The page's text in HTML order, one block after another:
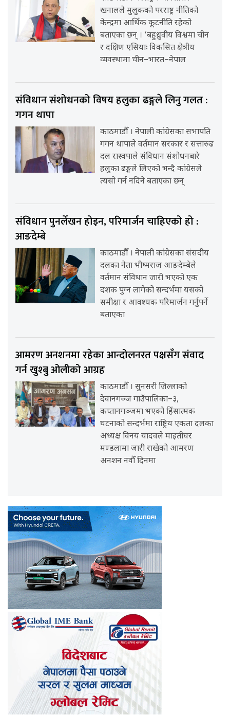
खनालले मुलुकको परराष्ट्र नीतिको
केन्द्रमा आर्थिक कूटनीति रहेको
बताएका छन् । ‘बहुध्रुवीय विश्वमा चीन
र दक्षिण एसियाः विकसित क्षेत्रीय
व्यवस्थामा चीन–भारत–नेपाल
संविधान संशोधनको विषय हलुका ढङ्गले लिनु गलत :
गगन थापा
काठमाडौँ । नेपाली कांग्रेसका सभापति
गगन थापाले वर्तमान सरकार र सत्तारुढ
दल रास्वपाले संविधान संशोधनबारे
हलुका ढङ्गले लिएको भन्दै कांग्रेसले
त्यसो गर्न नदिने बताएका छन्
संविधान पुनर्लेखन होइन, परिमार्जन चाहिएको हो :
आङदेम्बे
काठमाडौँ । नेपाली कांग्रेसका संसदीय
दलका नेता भीष्मराज आङदेम्बेले
वर्तमान संविधान जारी भएको एक
दशक पुग्न लागेको सन्दर्भमा यसको
समीक्षा र आवश्यक परिमार्जन गर्नुपर्ने
बताएका
आमरण अनशनमा रहेका आन्दोलनरत पक्षसँग संवाद
गर्न खुश्बु ओलीको आग्रह
काठमाडौँ । सुनसरी जिल्लाको
देवानगञ्ज गाउँपालिका–३,
कप्तानगञ्जमा भएको हिंसात्मक
घटनाको सन्दर्भमा राष्ट्रिय एकता दलका
अध्यक्ष विनय यादवले माइतीघर
मण्डलामा जारी राखेको आमरण
अनशन नवौँ दिनमा